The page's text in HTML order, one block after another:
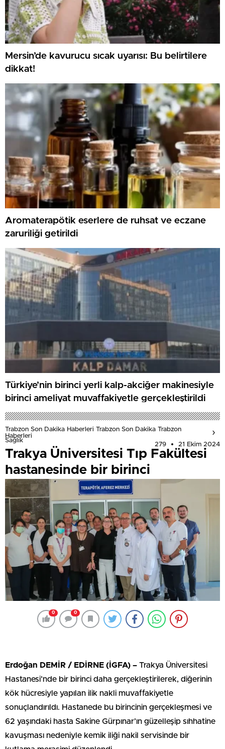
Mersin’de kavurucu sıcak uyarısı: Bu belirtilere
dikkat!
Aromaterapötik eserlere de ruhsat ve eczane
zaruriliği getirildi
Türkiye’nin birinci yerli kalp-akciğer makinesiyle
birinci ameliyat muvaffakiyetle gerçekleştirildi
Trabzon Son Dakika Haberleri Trabzon Son Dakika Trabzon
Haberleri
Sağlık
279 21 Ekim 2024
Trakya Üniversitesi Tıp Fakültesi
hastanesinde bir birinci
0 0
Erdoğan DEMİR / EDİRNE (İGFA) – Trakya Üniversitesi
Hastanesi’nde bir birinci daha gerçekleştirilerek, diğerinin
kök hücresiyle yapılan ilik nakli muvaffakiyetle
sonuçlandırıldı. Hastanede bu birincinin gerçekleşmesi ve
62 yaşındaki hasta Sakine Gürpınar’ın güzelleşip sıhhatine
kavuşması nedeniyle kemik iliği nakil servisinde bir